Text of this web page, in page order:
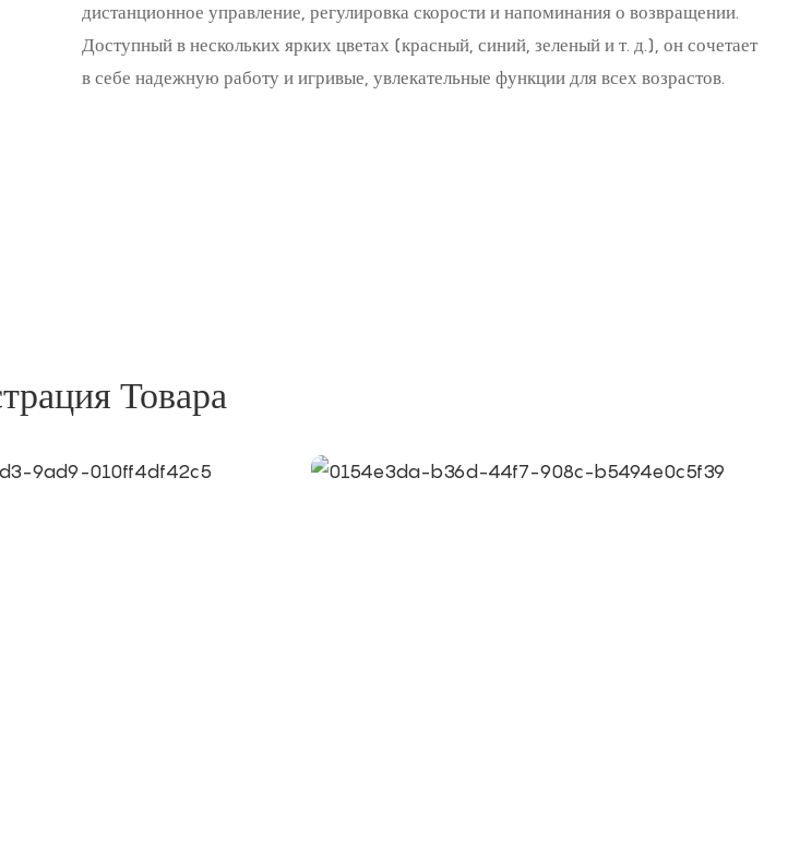
дистанционное управление, регулировка скорости и напоминания о возвращении.
Доступный в нескольких ярких цветах (красный, синий, зеленый и т. д.), он сочетает
в себе надежную работу и игривые, увлекательные функции для всех возрастов.
Товара